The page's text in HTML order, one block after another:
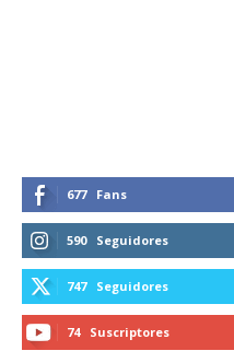
677 Fans
590 Seguidores
747 Seguidores
74 Suscriptores